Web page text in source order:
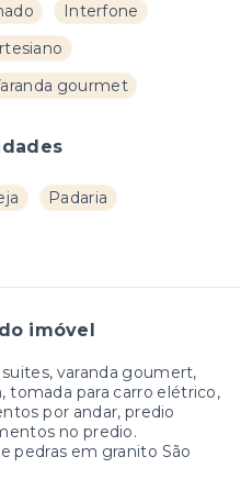
Interfone
gourmet
Padaria
imóvel
varanda goumert,
tomada para carro elétrico,
por andar, predio
no predio.
pedras em granito São